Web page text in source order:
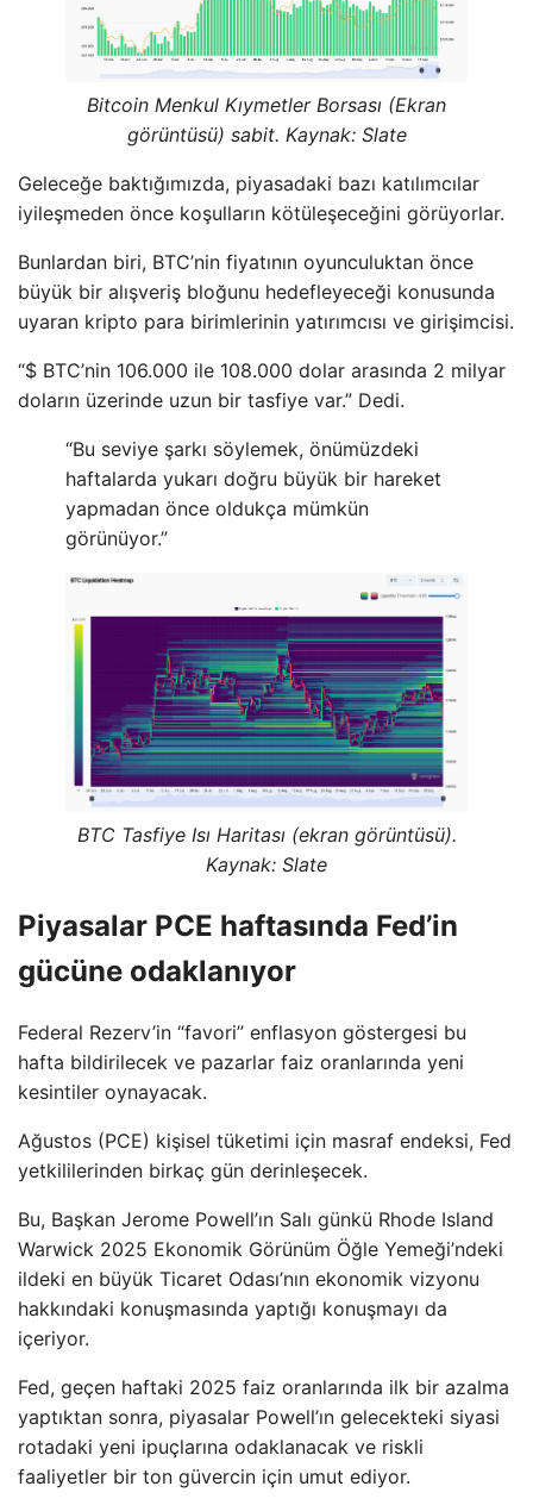
Bitcoin Menkul Kıymetler Borsası (Ekran
görüntüsü) sabit. Kaynak: Slate
Geleceğe baktığımızda, piyasadaki bazı katılımcılar
iyileşmeden önce koşulların kötüleşeceğini görüyorlar.
Bunlardan biri, BTC’nin fiyatının oyunculuktan önce
büyük bir alışveriş bloğunu hedefleyeceği konusunda
uyaran kripto para birimlerinin yatırımcısı ve girişimcisi.
“$ BTC’nin 106.000 ile 108.000 dolar arasında 2 milyar
doların üzerinde uzun bir tasfiye var.” Dedi.
“Bu seviye şarkı söylemek, önümüzdeki
haftalarda yukarı doğru büyük bir hareket
yapmadan önce oldukça mümkün
görünüyor.”
BTC Tasfiye Isı Haritası (ekran görüntüsü).
Kaynak: Slate
Piyasalar PCE haftasında Fed’in
gücüne odaklanıyor
Federal Rezerv’in “favori” enflasyon göstergesi bu
hafta bildirilecek ve pazarlar faiz oranlarında yeni
kesintiler oynayacak.
Ağustos (PCE) kişisel tüketimi için masraf endeksi, Fed
yetkililerinden birkaç gün derinleşecek.
Bu, Başkan Jerome Powell’ın Salı günkü Rhode Island
Warwick 2025 Ekonomik Görünüm Öğle Yemeği’ndeki
ildeki en büyük Ticaret Odası’nın ekonomik vizyonu
hakkındaki konuşmasında yaptığı konuşmayı da
içeriyor.
Fed, geçen haftaki 2025 faiz oranlarında ilk bir azalma
yaptıktan sonra, piyasalar Powell’ın gelecekteki siyasi
rotadaki yeni ipuçlarına odaklanacak ve riskli
faaliyetler bir ton güvercin için umut ediyor.